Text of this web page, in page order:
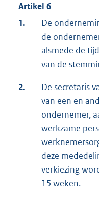
Artikel 6
1.
De
de
alsmede de
van de
2.
De secretaris
van een en
ondernemer,
werkzame
deze
verkiezing
15 weken.